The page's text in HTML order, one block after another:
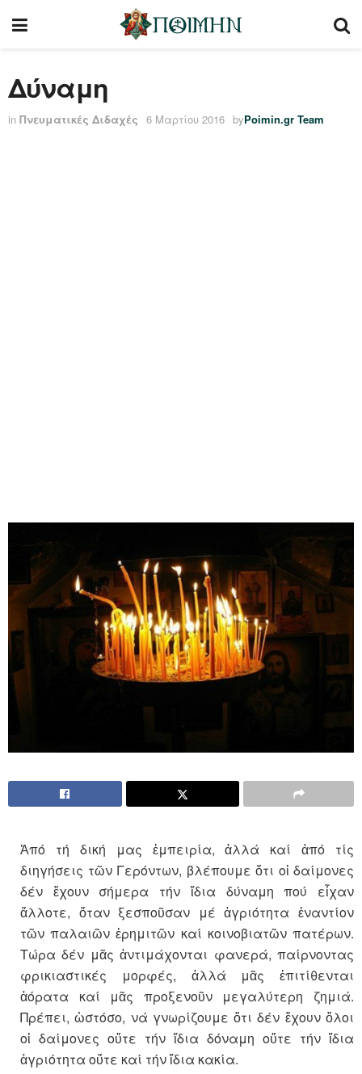
Δύναμη
in Πνευματικές Διδαχές 6 Μαρτίου 2016 byPoimin.gr Team
Ἀπό τή δική μας ἐμπειρία, ἀλλά καί ἀπό τίς
διηγήσεις τῶν Γερόντων, βλέπουμε ὅτι οἱ δαίμονες
δέν ἔχουν σήμερα τήν ἴδια δύναμη πού εἶχαν
ἄλλοτε, ὅταν ξεσποῦσαν μέ ἀγριότητα ἐναντίον
τῶν παλαιῶν ἐρημιτῶν καί κοινοβιατῶν πατέρων.
Τώρα δέν μᾶς ἀντιμάχονται φανερά, παίρνοντας
φρικιαστικές μορφές, ἀλλά μᾶς ἐπιτίθενται
ἀόρατα καί μᾶς προξενοῦν μεγαλύτερη ζημιά.
Πρέπει, ὡστόσο, νά γνωρίζουμε ὅτι δέν ἔχουν ὅλοι
οἱ δαίμονες οὔτε τήν ἴδια δόναμη οὔτε τήν ἴδια
ἀγριότητα οὔτε καί τήν ἴδια κακία.